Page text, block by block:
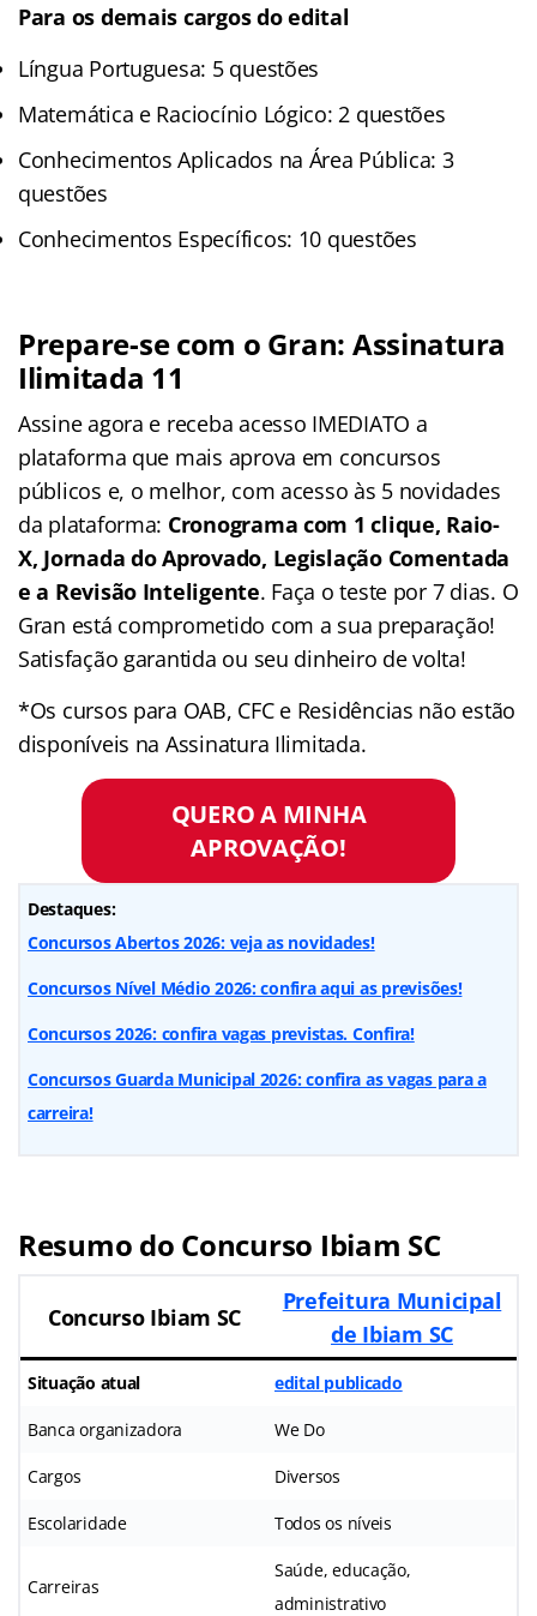
Para os demais cargos do edital
Língua Portuguesa: 5 questões
Matemática e Raciocínio Lógico: 2 questões
Conhecimentos Aplicados na Área Pública: 3
questões
Conhecimentos Específicos: 10 questões
Prepare-se com o Gran: Assinatura
Ilimitada 11
Assine agora e receba acesso IMEDIATO a
plataforma que mais aprova em concursos
públicos e, o melhor, com acesso às 5 novidades
da plataforma: Cronograma com 1 clique, Raio-
X, Jornada do Aprovado, Legislação Comentada
e a Revisão Inteligente. Faça o teste por 7 dias. O
Gran está comprometido com a sua preparação!
Satisfação garantida ou seu dinheiro de volta!
*Os cursos para OAB, CFC e Residências não estão
disponíveis na Assinatura Ilimitada.
QUERO A MINHA
APROVAÇÃO!
Destaques:
Concursos Abertos 2026: veja as novidades!
Concursos Nível Médio 2026: confira aqui as previsões!
Concursos 2026: confira vagas previstas. Confira!
Concursos Guarda Municipal 2026: confira as vagas para a
carreira!
Resumo do Concurso Ibiam SC
Concurso Ibiam SC
Prefeitura Municipal
de Ibiam SC
Situação atual edital publicado
Banca organizadora We Do
Cargos Diversos
Escolaridade Todos os níveis
Carreiras
Saúde, educação,
administrativo